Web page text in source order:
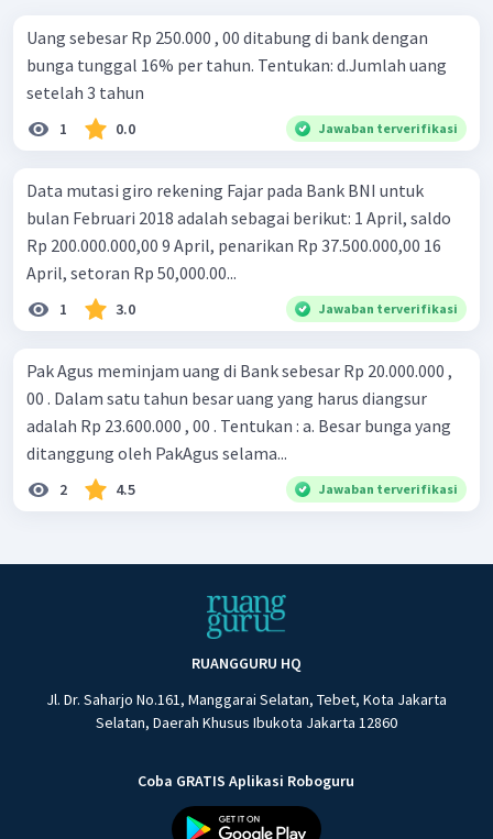
Uang sebesar Rp 250.000 , 00 ditabung di bank dengan
bunga tunggal 16% per tahun. Tentukan: d.Jumlah uang
setelah 3 tahun
1 0.0 Jawaban terverifikasi
Data mutasi giro rekening Fajar pada Bank BNI untuk
bulan Februari 2018 adalah sebagai berikut: 1 April, saldo
Rp 200.000.000,00 9 April, penarikan Rp 37.500.000,00 16
April, setoran Rp 50,000.00...
1 3.0 Jawaban terverifikasi
Pak Agus meminjam uang di Bank sebesar Rp 20.000.000 ,
00 . Dalam satu tahun besar uang yang harus diangsur
adalah Rp 23.600.000 , 00 . Tentukan : a. Besar bunga yang
ditanggung oleh PakAgus selama...
2 4.5 Jawaban terverifikasi
RUANGGURU HQ
Jl. Dr. Saharjo No.161, Manggarai Selatan, Tebet, Kota Jakarta
Selatan, Daerah Khusus Ibukota Jakarta 12860
Coba GRATIS Aplikasi Roboguru